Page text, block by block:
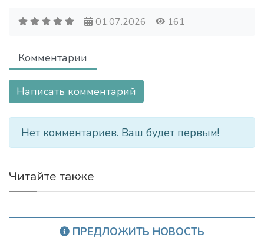
01.07.2026 161
Комментарии
Написать комментарий
Нет комментариев. Ваш будет первым!
Читайте также
ПРЕДЛОЖИТЬ НОВОСТЬ